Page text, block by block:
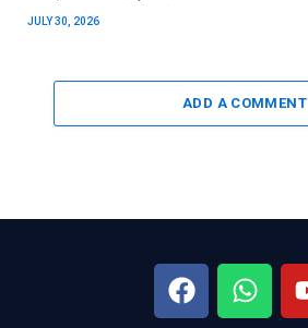
JULY 30, 2026
ADD A COMMENT